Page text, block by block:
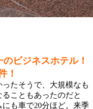
ビジネスホテル！
！
たそうで、大規模なも
こともあったのだと
も車で20分ほど。来季